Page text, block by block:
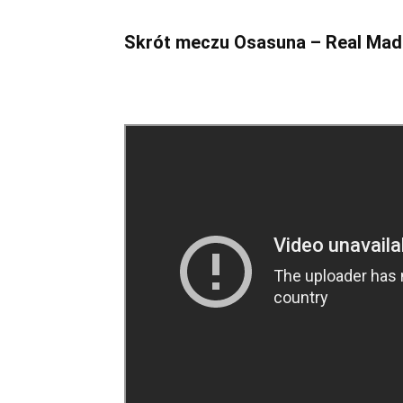
Skrót meczu Osasuna – Real